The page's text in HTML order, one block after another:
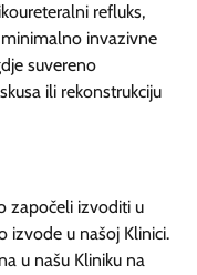
refluks,
invazivne
suvereno
ili rekonstrukciju
započeli izvoditi u
izvode u našoj Klinici.
u našu Kliniku na